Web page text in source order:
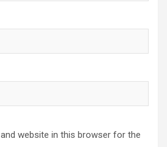
website in this browser for the